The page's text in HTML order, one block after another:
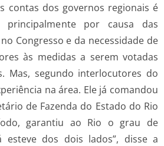
contas dos governos regionais é
principalmente por causa das
Congresso e da necessidade de
às medidas a serem votadas
Mas, segundo interlocutores do
na área. Ele já comandou
de Fazenda do Estado do Rio
garantiu ao Rio o grau de
esteve dos dois lados”, disse a